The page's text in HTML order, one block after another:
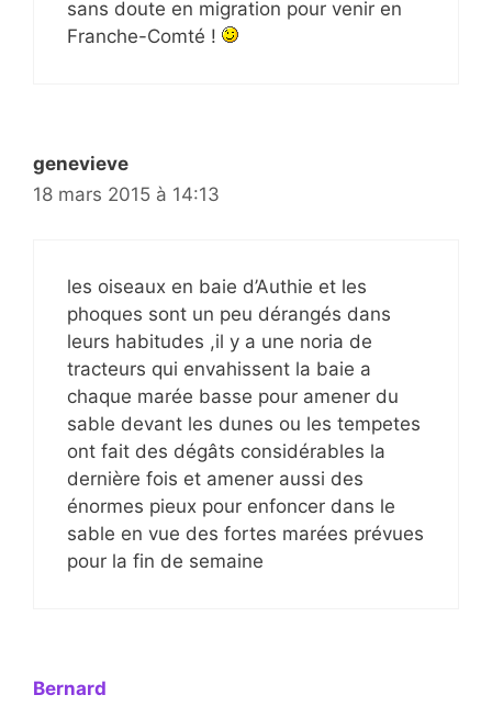
sans doute en migration pour venir en
Franche-Comté !
genevieve
18 mars 2015 à 14:13
les oiseaux en baie d’Authie et les
phoques sont un peu dérangés dans
leurs habitudes ,il y a une noria de
tracteurs qui envahissent la baie a
chaque marée basse pour amener du
sable devant les dunes ou les tempetes
ont fait des dégâts considérables la
dernière fois et amener aussi des
énormes pieux pour enfoncer dans le
sable en vue des fortes marées prévues
pour la fin de semaine
Bernard